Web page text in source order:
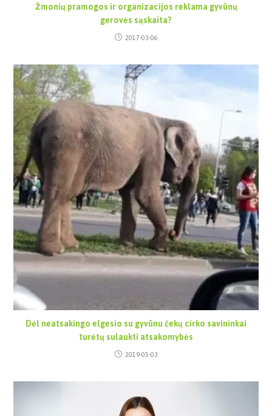
Žmonių pramogos ir organizacijos reklama gyvūnų
gerovės sąskaita?
2017-03-06
Dėl neatsakingo elgesio su gyvūnu čekų cirko savininkai
turėtų sulaukti atsakomybės
2019-05-03